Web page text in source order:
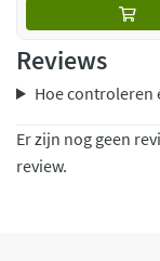
Reviews
Hoe controleren
Er zijn nog geen
review.